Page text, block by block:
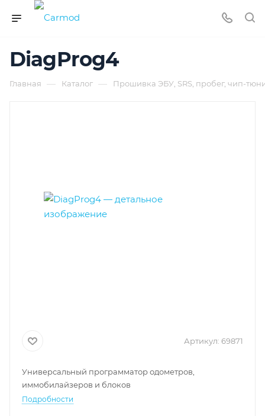
DiagProg4
Главная — Каталог — Прошивка ЭБУ, SRS, пробег, чип-
Артикул: 69871
Универсальный программатор одометров,
иммобилайзеров и блоков
Подробности